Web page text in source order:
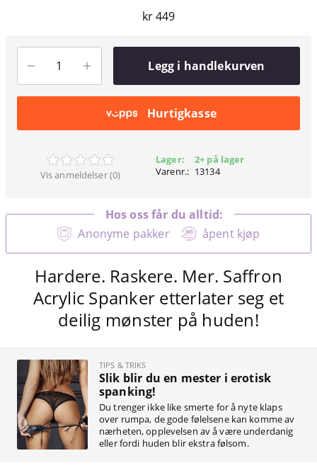
kr 449
Legg i handlekurven
Hurtigkasse
Vis anmeldelser (0)
Lager:
Varenr.:
2+ på lager
13134
Anonyme pakker åpent kjøp
Hos oss får du alltid:
Hardere. Raskere. Mer. Saffron
Acrylic Spanker etterlater seg et
deilig mønster på huden!
TIPS & TRIKS
Slik blir du en mester i erotisk
spanking!
Du trenger ikke like smerte for å nyte klaps
over rumpa, de gode følelsene kan komme av
nærheten, opplevelsen av å være underdanig
eller fordi huden blir ekstra følsom.